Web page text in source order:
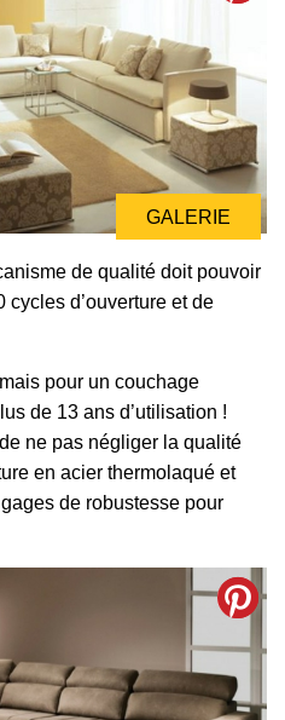
GALERIE
de qualité doit pouvoir
d’ouverture et de
pour un couchage
de 13 ans d’utilisation !
ne pas négliger la qualité
en acier thermolaqué et
de robustesse pour